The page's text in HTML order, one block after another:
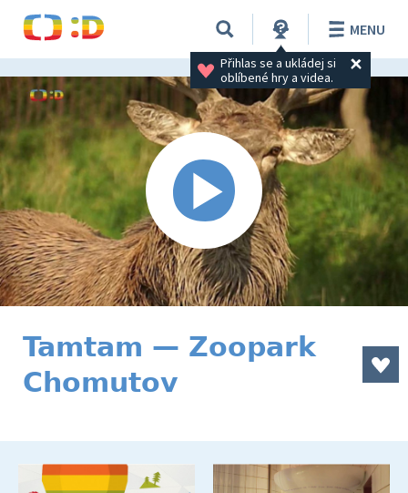
Přihlas se a ukládej si
oblíbené hry a videa.
MENU
Tamtam — Zoopark
Chomutov